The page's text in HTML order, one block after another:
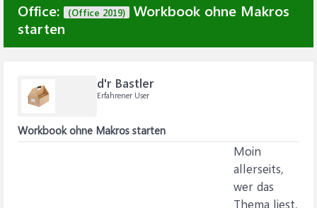
Office: (Office 2019)
Workbook ohne Makros
starten
d'r Bastler
Erfahrener User
Workbook ohne Makros starten
Moin
allerseits,
wer das
Thema liest,